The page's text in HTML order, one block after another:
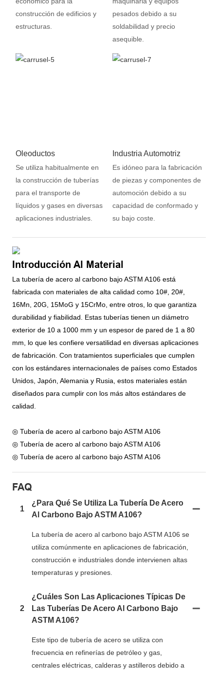
construcción de edificios y
estructuras.
pesados ​​debido a su
soldabilidad y precio
asequible.
Oleoductos
Se utiliza habitualmente en
la construcción de tuberías
para el transporte de
líquidos y gases en diversas
aplicaciones industriales.
Industria Automotriz
Es idóneo para la fabricación
de piezas y componentes de
automoción debido a su
capacidad de conformado y
su bajo coste.
Introducción Al Material
La tubería de acero al carbono bajo ASTM A106 está
fabricada con materiales de alta calidad como 10#, 20#,
16Mn, 20G, 15MoG y 15CrMo, entre otros, lo que garantiza
durabilidad y fiabilidad. Estas tuberías tienen un diámetro
exterior de 10 a 1000 mm y un espesor de pared de 1 a 80
mm, lo que les confiere versatilidad en diversas aplicaciones
de fabricación. Con tratamientos superficiales que cumplen
con los estándares internacionales de países como Estados
Unidos, Japón, Alemania y Rusia, estos materiales están
diseñados para cumplir con los más altos estándares de
calidad.
◎ Tubería de acero al carbono bajo ASTM A106
◎ Tubería de acero al carbono bajo ASTM A106
◎ Tubería de acero al carbono bajo ASTM A106
FAQ
1
¿Para Qué Se Utiliza La Tubería De Acero
Al Carbono Bajo ASTM A106?
La tubería de acero al carbono bajo ASTM A106 se
utiliza comúnmente en aplicaciones de fabricación,
construcción e industriales donde intervienen altas
temperaturas y presiones.
2
¿Cuáles Son Las Aplicaciones Típicas De
Las Tuberías De Acero Al Carbono Bajo
ASTM A106?
Este tipo de tubería de acero se utiliza con
frecuencia en refinerías de petróleo y gas,
centrales eléctricas, calderas y astilleros debido a